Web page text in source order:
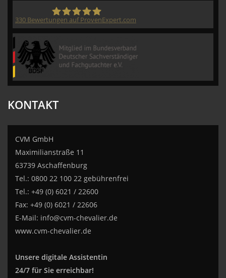
330 Bewertungen auf ProvenExpert.com
KONTAKT
CVM GmbH
Maximilianstraße 11
63739 Aschaffenburg
Tel.: 0800 22 100 22 gebührenfrei
Tel.: +49 (0) 6021 / 22600
Fax: +49 (0) 6021 / 22606
E-Mail: info@cvm-chevalier.de
www.cvm-chevalier.de
Unsere digitale Assistentin
24/7 für Sie erreichbar!